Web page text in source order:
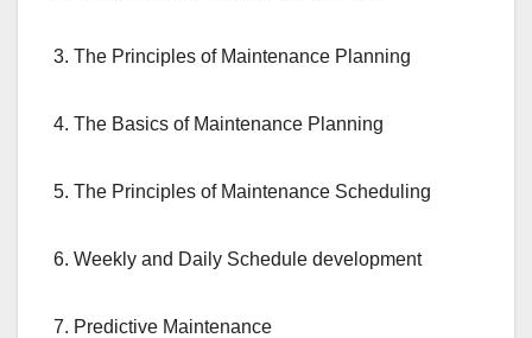
3. The Principles of Maintenance Planning
4. The Basics of Maintenance Planning
5. The Principles of Maintenance Scheduling
6. Weekly and Daily Schedule development
7. Predictive Maintenance